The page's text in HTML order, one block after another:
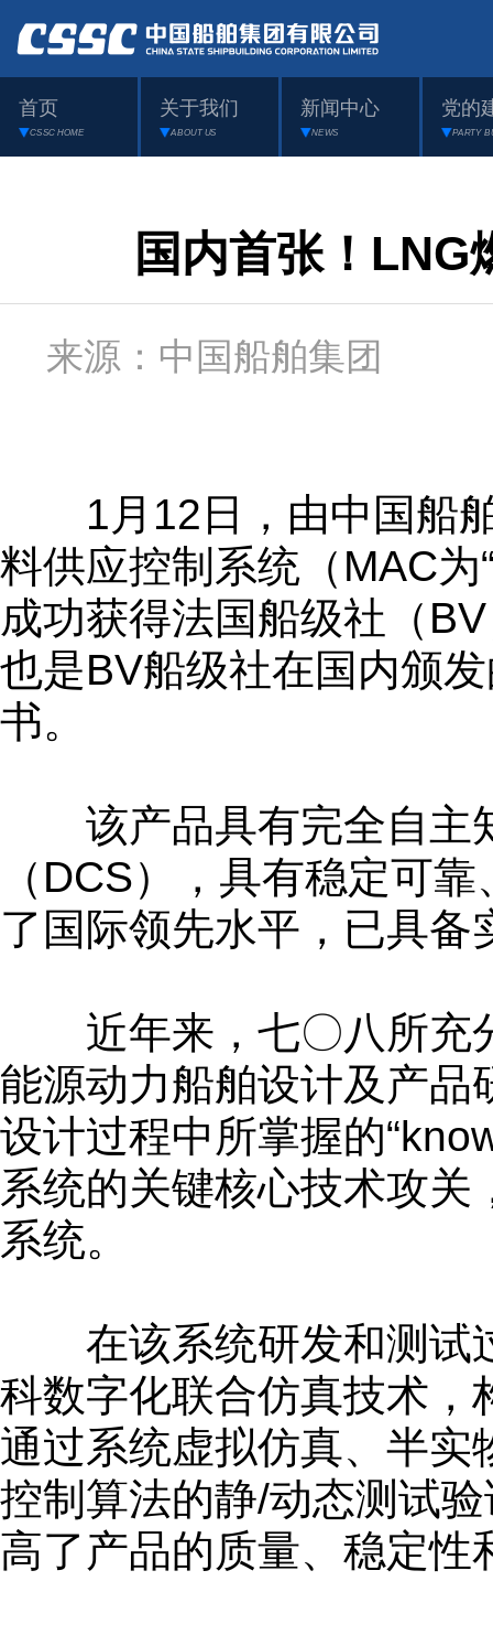
首页
CSSC HOME
关于我们
ABOUT US
新闻中心
NEWS
党的
PARTY
国内首张！LNG
来源：中国船舶集
1月12日，由中国船舶
料供应控制系统（MAC
成功获得法国船级社（
也是BV船级社在国内颁
书。
该产品具有完全自主
（DCS），具有稳定可
了国际领先水平，已具备
近年来，七〇八所充
能源动力船舶设计及产品
设计过程中所掌握的
系统的关键核心技术攻
系统。
在该系统研发和测试
科数字化联合仿真技术，
通过系统虚拟仿真、半实
控制算法的静/动态测试
高了产品的质量、稳定性